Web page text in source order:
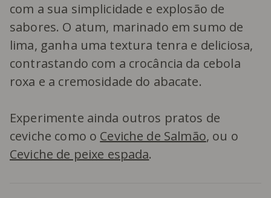
com a sua simplicidade e explosão de
sabores. O atum, marinado em sumo de
lima, ganha uma textura tenra e deliciosa,
contrastando com a crocância da cebola
roxa e a cremosidade do abacate.
Experimente ainda outros pratos de
ceviche como o Ceviche de Salmão, ou o
Ceviche de peixe espada.